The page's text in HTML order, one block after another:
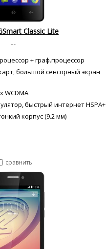
Classic Lite
--
+ граф.процессор
большой сенсорный экран
WCDMA
быстрый интернет HSPA+
корпус (9.2 мм)
сравнить